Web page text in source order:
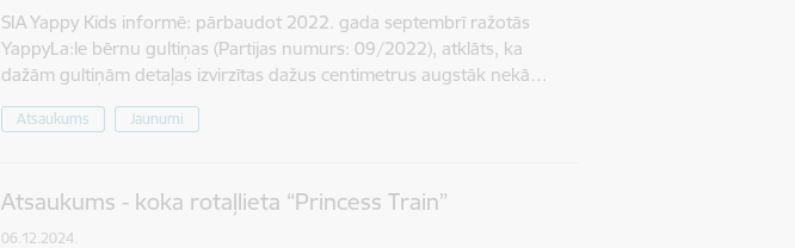
SIA Yappy Kids informē: pārbaudot 2022. gada septembrī ražotās
YappyLa:le bērnu gultiņas (Partijas numurs: 09/2022), atklāts, ka
dažām gultiņām detaļas izvirzītas dažus centimetrus augstāk nekā…
Atsaukums Jaunumi
Atsaukums - koka rotaļlieta “Princess Train”
06.12.2024.